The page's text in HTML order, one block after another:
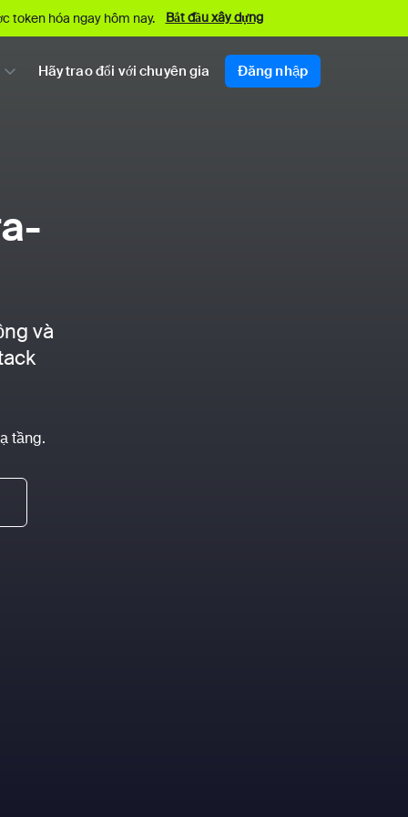
token hóa ngay hôm nay. Bắt đầu xây dựng
Hãy trao đổi với chuyên gia Đăng nhập
và
tầng.